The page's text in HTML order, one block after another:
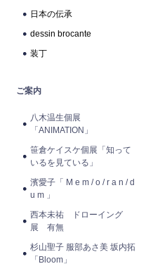
日本の伝承
dessin brocante
装丁
ご案内
八木温生個展
「ANIMATION」
笹倉ケイスケ個展「知って
いるを見ている」
濱愛子「 M e m / o / r a n / d
u m 」
西本未祐 ドローイング
展 有無
杉山聖子 服部あさ美 坂内拓
「Bloom」